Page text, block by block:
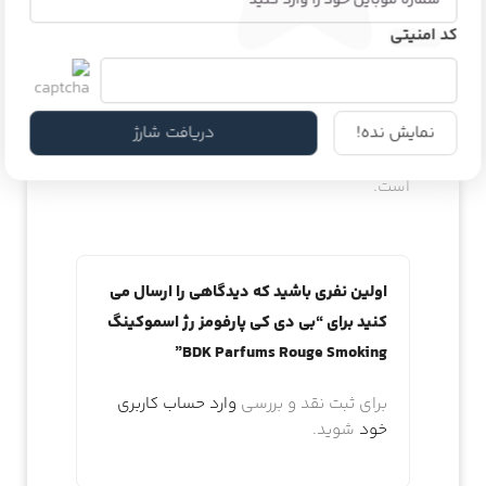
هیچ دیدگاهی برای این محصول نوشته نشده
است.
اولین نفری باشید که دیدگاهی را ارسال می
کنید برای “بی دی کی پارفومز رژ اسموکینگ
BDK Parfums Rouge Smoking”
برای ثبت نقد و بررسی وارد حساب کاربری
خود شوید.
کد امنیتی
نمایش نده! دریافت شارژ